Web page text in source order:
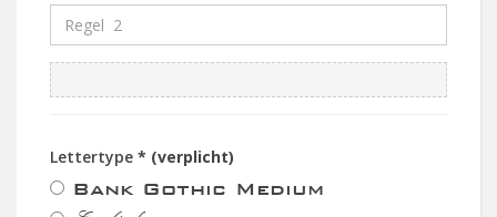
Lettertype * (verplicht)
Bank Gothic Medium